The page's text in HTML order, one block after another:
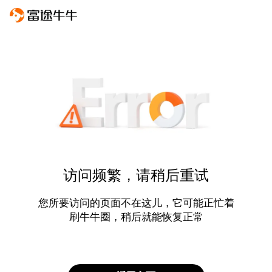
访问频繁，请稍后重试
您所要访问的页面不在这儿，它可能正忙着
刷牛牛圈，稍后就能恢复正常